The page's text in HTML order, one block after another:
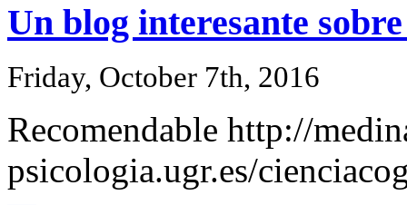
Un blog interesante
Friday, October 7th, 2016
Recomendable http://
psicologia.ugr.es/